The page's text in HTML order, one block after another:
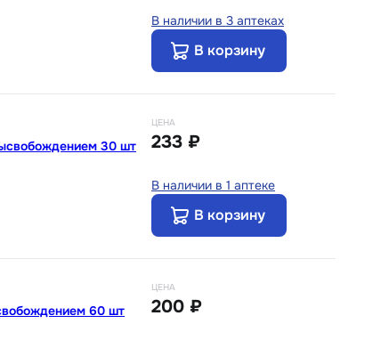
В наличии в 3 аптеках
В корзину
30 шт
ЦЕНА
233 ₽
В наличии в 1 аптеке
В корзину
60 шт
ЦЕНА
200 ₽